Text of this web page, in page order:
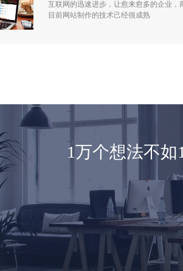
互联网的迅速进步，让愈来愈多的企业，
目前网站制作的技术己经很成熟
1万个想法不